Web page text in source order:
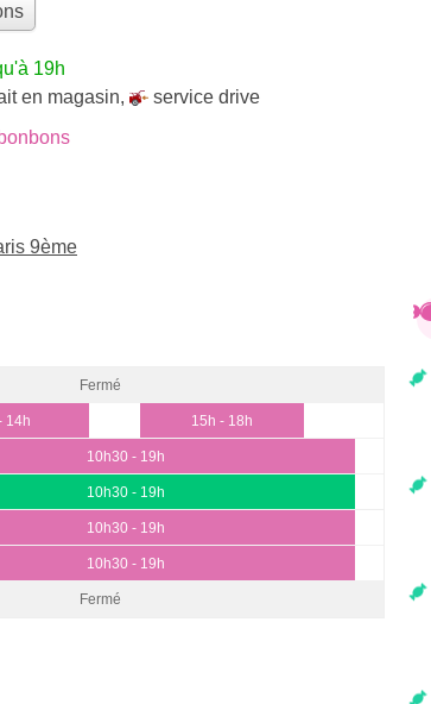
19h
en magasin,
service drive
9ème
Fermé
14h 15h - 18h
10h30 - 19h
10h30 - 19h
10h30 - 19h
10h30 - 19h
Fermé